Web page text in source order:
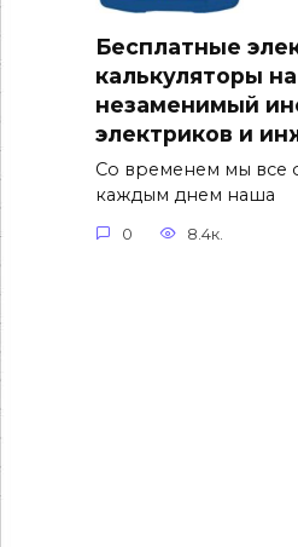
Бесплатные
калькуляторы на
незаменимый
электриков и
Со временем мы все
каждым днем наша
0 8.4к.